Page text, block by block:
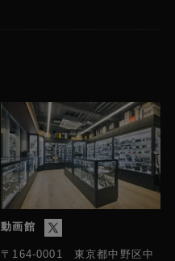
動画館
〒164-0001 東京都中野区中